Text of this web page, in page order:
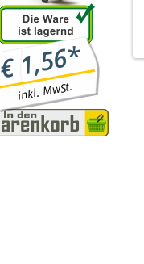
€1,56*
inkl. MwSt.